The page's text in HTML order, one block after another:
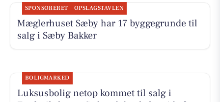
SPONSORERET OPSLAGSTAVLEN
Mæglerhuset Sæby har 17 byggegrunde til
salg i Sæby Bakker
BOLIGMARKED
Luksusbolig netop kommet til salg i